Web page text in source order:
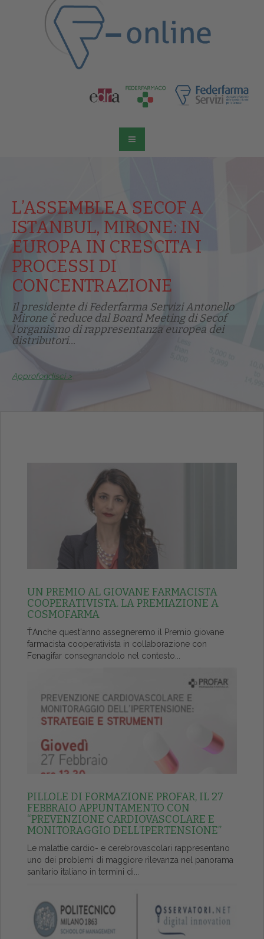
L’ASSEMBLEA SECOF A
ISTANBUL, MIRONE: IN
EUROPA IN CRESCITA I
PROCESSI DI
CONCENTRAZIONE
Il presidente di Federfarma Servizi Antonello
Mirone č reduce dal Board Meeting di Secof
l'organismo di rappresentanza europea dei
distributori...
Approfondisci >
UN PREMIO AL GIOVANE FARMACISTA
COOPERATIVISTA. LA PREMIAZIONE A
COSMOFARMA
ŤAnche quest'anno assegneremo il Premio giovane
farmacista cooperativista in collaborazione con
Fenagifar consegnandolo nel contesto...
PILLOLE DI FORMAZIONE PROFAR, IL 27
FEBBRAIO APPUNTAMENTO CON
“PREVENZIONE CARDIOVASCOLARE E
MONITORAGGIO DELL’IPERTENSIONE”
Le malattie cardio- e cerebrovascolari rappresentano
uno dei problemi di maggiore rilevanza nel panorama
sanitario italiano in termini di...